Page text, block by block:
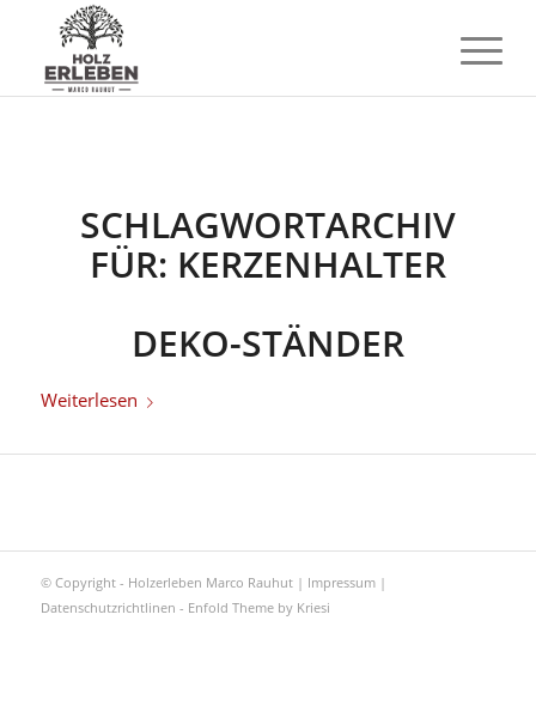
SCHLAGWORTARCHIV
FÜR: KERZENHALTER
DEKO-STÄNDER
Weiterlesen
© Copyright - Holzerleben Marco Rauhut | Impressum|
Datenschutzrichtlinen - Enfold Theme by Kriesi